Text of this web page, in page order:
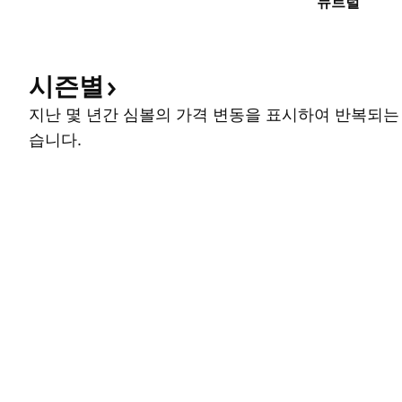
시즌별
지난 몇 년간 심볼의 가격 변동을 표시하여 반복되
습니다.